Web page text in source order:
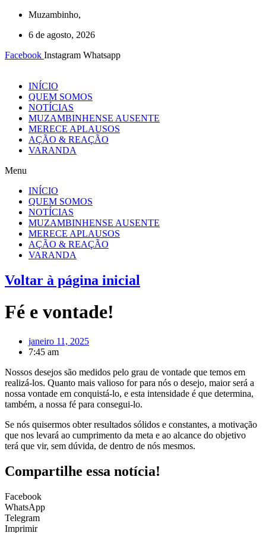
Muzambinho,
6 de agosto, 2026
Facebook Instagram Whatsapp
INÍCIO
QUEM SOMOS
NOTÍCIAS
MUZAMBINHENSE AUSENTE
MERECE APLAUSOS
AÇÃO & REAÇÃO
VARANDA
Menu
INÍCIO
QUEM SOMOS
NOTÍCIAS
MUZAMBINHENSE AUSENTE
MERECE APLAUSOS
AÇÃO & REAÇÃO
VARANDA
Voltar à página inicial
Fé e vontade!
janeiro 11, 2025
7:45 am
Nossos desejos são medidos pelo grau de vontade que temos em
realizá-los. Quanto mais valioso for para nós o desejo, maior será a
nossa vontade em conquistá-lo, e esta intensidade é que determina,
também, a nossa fé para consegui-lo.
Se nós quisermos obter resultados sólidos e constantes, a motivação
que nos levará ao cumprimento da meta e ao alcance do objetivo
terá que vir, sem dúvida, de dentro de nós mesmos.
Compartilhe essa notícia!
Facebook
WhatsApp
Telegram
Imprimir